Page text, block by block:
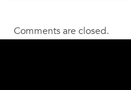
Comments are closed.